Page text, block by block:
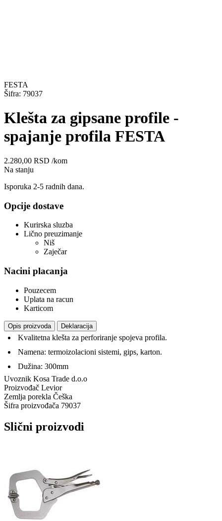
FESTA
Šifra: 79037
Klešta za gipsane profile -
spajanje profila FESTA
2.280,00 RSD /kom
Na stanju
Isporuka 2-5 radnih dana.
Opcije dostave
Kurirska sluzba
Lično preuzimanje
Niš
Zaječar
Nacini placanja
Pouzecem
Uplata na racun
Karticom
Opis proizvoda Deklaracija
Kvalitetna klešta za perforiranje spojeva profila.
Namena: termoizolacioni sistemi, gips, karton.
Dužina: 300mm
Uvoznik Kosa Trade d.o.o
Proizvođač Levior
Zemlja porekla Češka
Šifra proizvođača 79037
Slični proizvodi